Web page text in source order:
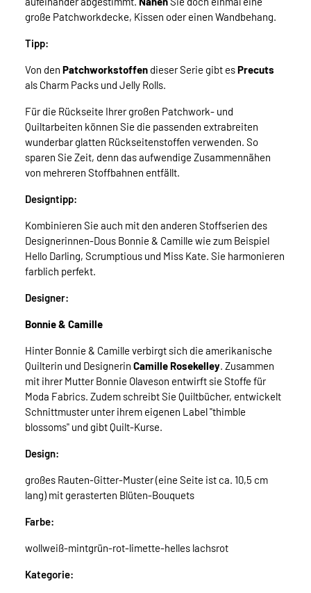
große Patchworkdecke, Kissen oder einen Wandbehang.
Tipp:
Von den Patchworkstoffen dieser Serie gibt esPrecuts
als Charm Packs und Jelly Rolls.
Für die Rückseite Ihrer großen Patchwork- und
Quiltarbeiten können Sie die passenden extrabreiten
wunderbar glatten Rückseitenstoffen verwenden. So
sparen Sie Zeit, denn das aufwendige Zusammennähen
von mehreren Stoffbahnen entfällt.
Designtipp:
Kombinieren Sie auch mit den anderen Stoffserien des
Designerinnen-Dous Bonnie & Camille wie zum Beispiel
Hello Darling, Scrumptious und Miss Kate. Sie harmonieren
farblich perfekt.
Designer:
Bonnie & Camille
Hinter Bonnie & Camille verbirgt sich die amerikanische
Quilterin und Designerin Camille Rosekelley. Zusammen
mit ihrer Mutter Bonnie Olaveson entwirft sie Stoffe für
Moda Fabrics. Zudem schreibt Sie Quiltbücher, entwickelt
Schnittmuster unter ihrem eigenen Label "thimble
blossoms" und gibt Quilt-Kurse.
Design:
großes Rauten-Gitter-Muster (eine Seite ist ca. 10,5 cm
lang) mit gerasterten Blüten-Bouquets
Farbe:
wollweiß-mintgrün-rot-limette-helles lachsrot
Kategorie: